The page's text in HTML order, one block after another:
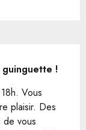
!
Vous
plaisir. Des
de vous